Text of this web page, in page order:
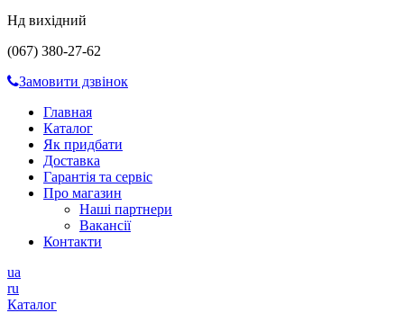
Нд вихідний
(067) 380-27-62
Замовити дзвінок
Главная
Каталог
Як придбати
Доставка
Гарантія та сервіс
Про магазин
Наші партнери
Вакансії
Контакти
ua
ru
Каталог